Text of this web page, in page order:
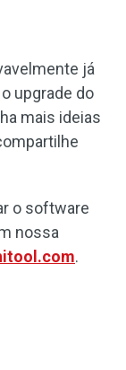
já
upgrade do
mais ideias
o software
nossa
.